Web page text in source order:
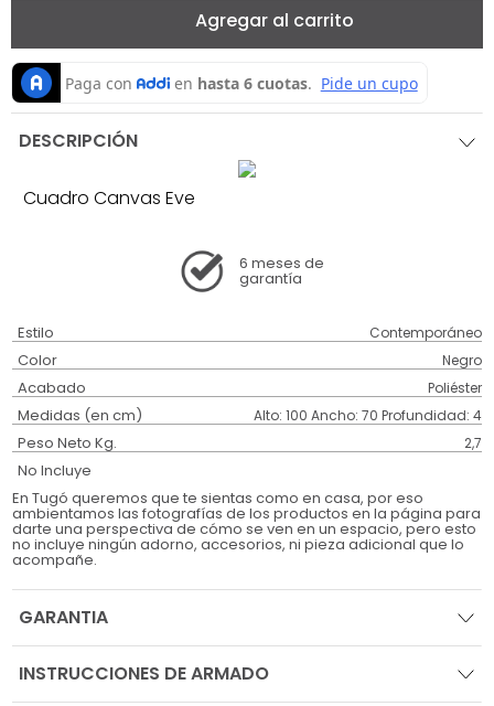
Agregar al carrito
DESCRIPCIÓN
Cuadro Canvas Eve
6 meses de
garantía
Estilo Contemporáneo
Color Negro
Acabado Poliéster
Medidas (en cm) Alto: 100 Ancho: 70 Profundidad: 4
Peso Neto Kg. 2,7
No Incluye
En Tugó queremos que te sientas como en casa, por eso
ambientamos las fotografías de los productos en la página para
darte una perspectiva de cómo se ven en un espacio, pero esto
no incluye ningún adorno, accesorios, ni pieza adicional que lo
acompañe.
GARANTIA
INSTRUCCIONES DE ARMADO